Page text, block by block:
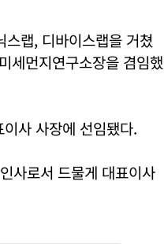
랩, 디바이스랩을 거쳤
세먼지연구소장을 겸임했
사 사장에 선임됐다.
사로서 드물게 대표이사